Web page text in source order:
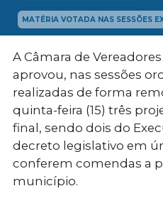
MATÉRIA VOTADA NAS SESSÕES
A Câmara de
aprovou, nas sessões
realizadas de forma
quinta-feira (15) três
final, sendo dois do
decreto legislativo em
conferem comendas a
município.